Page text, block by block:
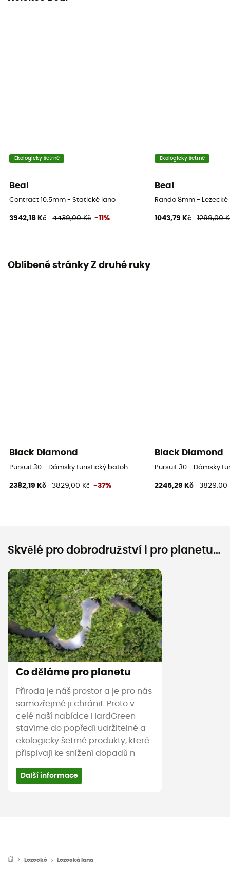
Weight per meter
Návod
Ekologicky šetrné
Beal
Contract 10.5mm - Statické lano
3942,18 Kč 4439,00 Kč -11%
Ekologicky šetrné
Beal
Rando 8mm - Lezecké
1043,79 Kč 1299,00
Oblíbené stránky Z druhé ruky
Black Diamond
Pursuit 30 - Dámsky turistický batoh
2382,19 Kč 3829,00 Kč -37%
Black Diamond
Pursuit 30 - Dámsky
2245,29 Kč 3829,00
Skvělé pro dobrodružství i pro planetu…
Co děláme pro planetu
Příroda je náš prostor a je pro nás
samozřejmé ji chránit. Proto v
celé naší nabídce HardGreen
stavíme do popředí udržitelné a
ekologicky šetrné produkty, které
přispívají ke snížení dopadů n
Další informace
Lezecké Lezecká lana